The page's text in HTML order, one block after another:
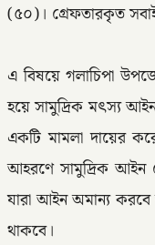
(৫০)। গ্রেফতারকৃত
এ বিষয়ে গলাচিপা
হয়ে সামুদ্রিক মৎস্য
একটি মামলা দায়ের
আহরণে সামুদ্রিক আইন
যারা আইন অমান্য করবে
থাকবে।